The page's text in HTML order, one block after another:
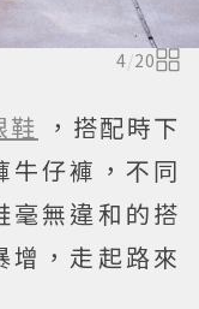
4/20
鞋
，搭配時下
牛仔褲，不同
毫無違和的搭
增，走起路來